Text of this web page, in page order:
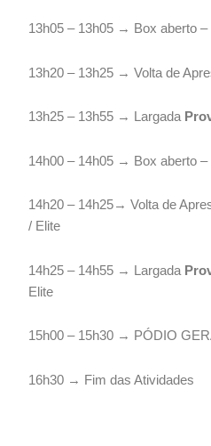
13h05 – 13h05 → Box aberto –
13h20 – 13h25 → Volta de
13h25 – 13h55 → Largada
14h00 – 14h05 → Box aberto
14h20 – 14h25→ Volta de
/ Elite
14h25 – 14h55 → Largada
Elite
15h00 – 15h30 → PÓDIO
16h30 → Fim das Atividades